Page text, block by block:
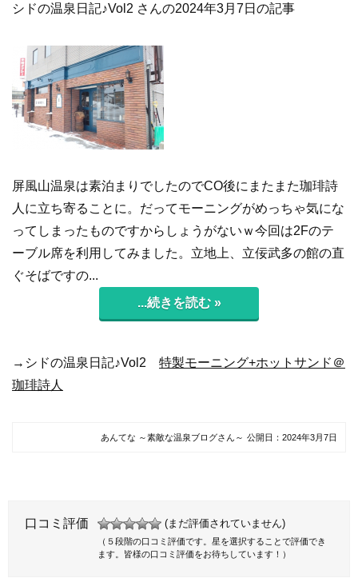
シドの温泉日記♪Vol2 さんの2024年3月7日の記事
屏風山温泉は素泊まりでしたのでCO後にまたまた珈琲詩
人に立ち寄ることに。だってモーニングがめっちゃ気にな
ってしまったものですからしょうがないｗ今回は2Fのテ
ーブル席を利用してみました。立地上、立佞武多の館の直
ぐそばですの...
...続きを読む »
→シドの温泉日記♪Vol2 特製モーニング+ホットサンド＠
珈琲詩人
あんてな ～素敵な温泉ブログさん～ 公開日： 2024年3月7日
口コミ評価 (まだ評価されていません)
（５段階の口コミ評価です。星を選択することで評価でき
ます。皆様の口コミ評価をお待ちしています！）